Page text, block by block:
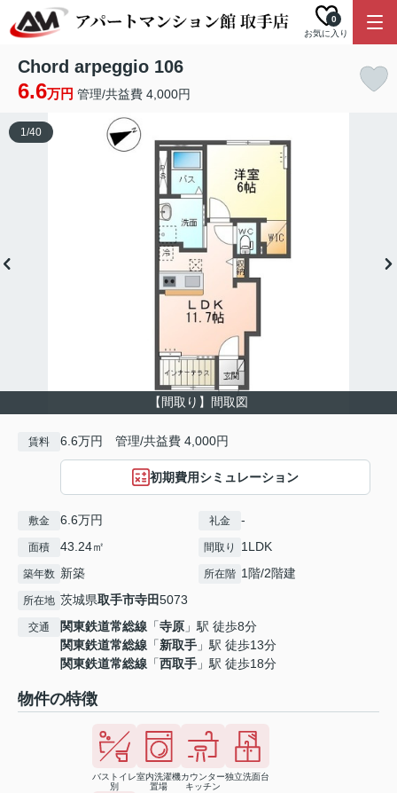
お気に入り
0
Chord arpeggio 106
6.6万円 管理/共益費 4,000円
【間取り】間取図
1/40
賃料 6.6万円 管理/共益費 4,000円
初期費用シミュレーション
敷金 6.6万円 礼金 -
面積 43.24㎡ 間取り 1LDK
築年数 新築 所在階 1階/2階建
所在地 茨城県取手市寺田5073
交通 関東鉄道常総線 「寺原 」駅 徒歩8分
関東鉄道常総線 「新取手 」駅 徒歩13分
関東鉄道常総線 「西取手 」駅 徒歩18分
物件の特徴
バストイレ
別
室内洗濯機
置場
カウンター
キッチン
独立洗面台